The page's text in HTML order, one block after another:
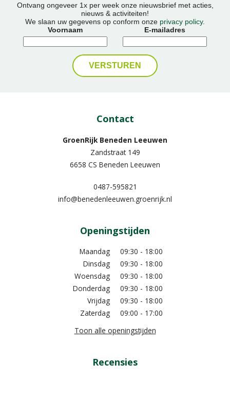
Ontvang ongeveer 1x per week onze nieuwsbrief met acties,
nieuws & activiteiten!
We slaan uw gegevens op conform onze privacy policy.
Voornaam
E-mailadres
Contact
GroenRijk Beneden Leeuwen​
Zandstraat 149
6658 CS Beneden Leeuwen
0487-595821
info@benedenleeuwen.groenrijk.nl
Openingstijden
Maandag
09:30 - 18:00
Dinsdag
09:30 - 18:00
Woensdag
09:30 - 18:00
Donderdag
09:30 - 18:00
Vrijdag
09:30 - 18:00
Zaterdag
09:00 - 17:00
Toon alle openingstijden
Recensies